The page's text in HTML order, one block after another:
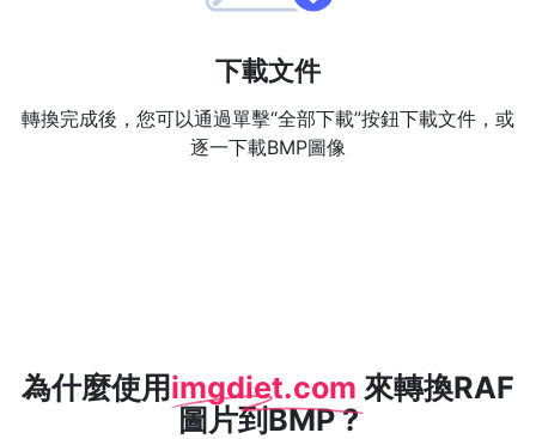
下載文件
轉換完成後，您可以通過單擊“全部下載”按鈕下載文件，或
逐一下載BMP圖像
為什麼使用imgdiet.com 來轉換RAF
圖片到BMP ?